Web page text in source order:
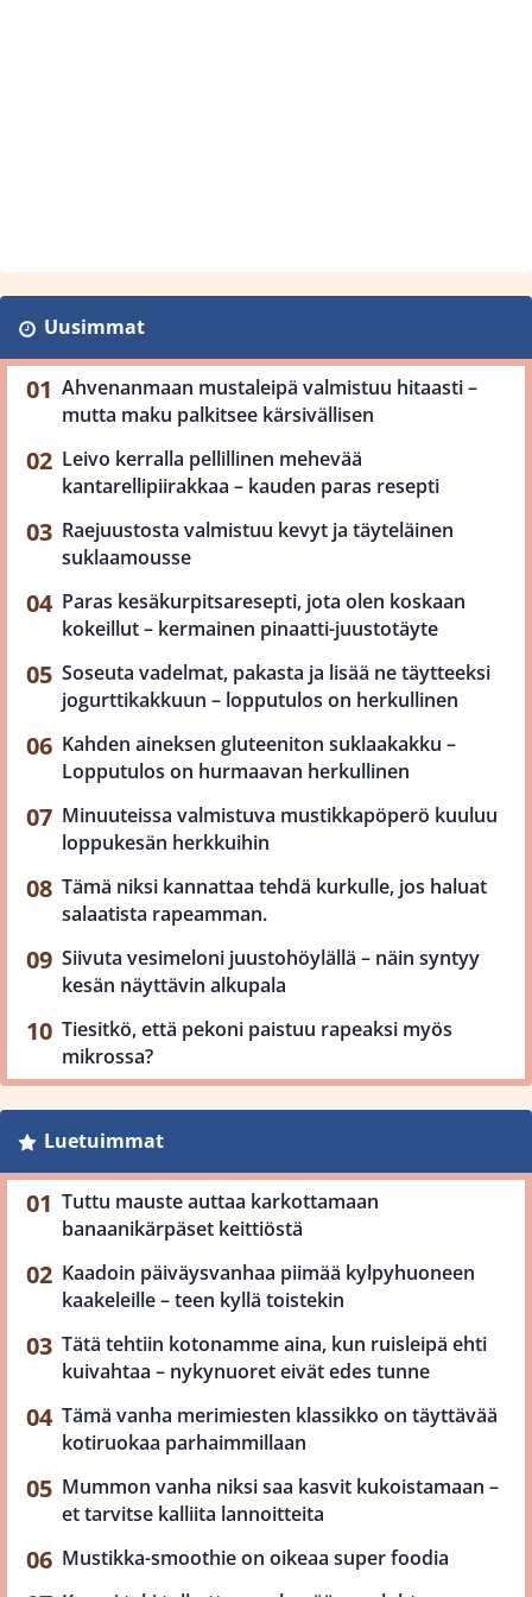
Uusimmat
Ahvenanmaan mustaleipä valmistuu hitaasti –
mutta maku palkitsee kärsivällisen
Leivo kerralla pellillinen mehevää
kantarellipiirakkaa – kauden paras resepti
Raejuustosta valmistuu kevyt ja täyteläinen
suklaamousse
Paras kesäkurpitsaresepti, jota olen koskaan
kokeillut – kermainen pinaatti-juustotäyte
Soseuta vadelmat, pakasta ja lisää ne täytteeksi
jogurttikakkuun – lopputulos on herkullinen
Kahden aineksen gluteeniton suklaakakku –
Lopputulos on hurmaavan herkullinen
Minuuteissa valmistuva mustikkapöperö kuuluu
loppukesän herkkuihin
Tämä niksi kannattaa tehdä kurkulle, jos haluat
salaatista rapeamman.
Siivuta vesimeloni juustohöylällä – näin syntyy
kesän näyttävin alkupala
Tiesitkö, että pekoni paistuu rapeaksi myös
mikrossa?
Luetuimmat
Tuttu mauste auttaa karkottamaan
banaanikärpäset keittiöstä
Kaadoin päiväysvanhaa piimää kylpyhuoneen
kaakeleille – teen kyllä toistekin
Tätä tehtiin kotonamme aina, kun ruisleipä ehti
kuivahtaa – nykynuoret eivät edes tunne
Tämä vanha merimiesten klassikko on täyttävää
kotiruokaa parhaimmillaan
Mummon vanha niksi saa kasvit kukoistamaan –
et tarvitse kalliita lannoitteita
Mustikka-smoothie on oikeaa super foodia